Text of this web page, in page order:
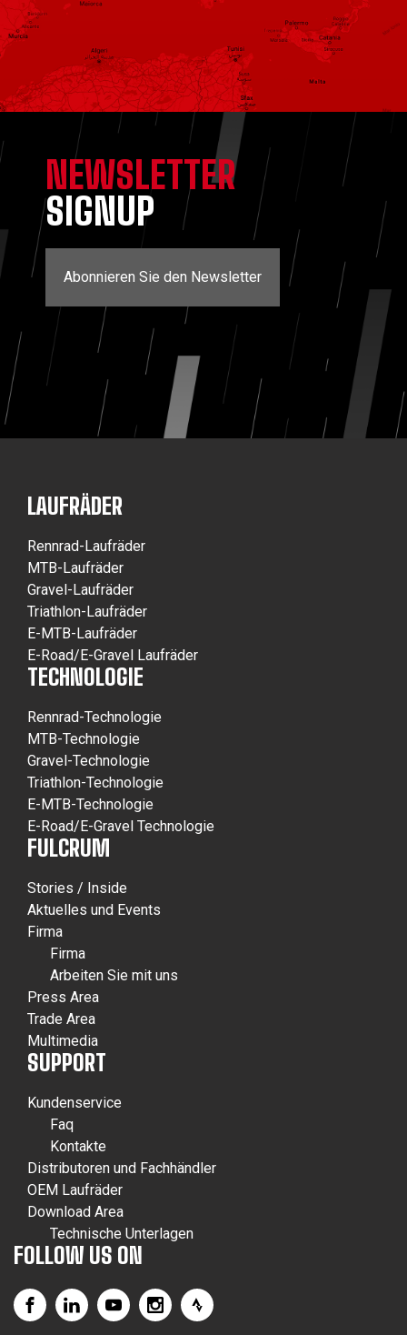
NEWSLETTER
SIGNUP
Abonnieren Sie den Newsletter
LAUFRÄDER
Rennrad-Laufräder
MTB-Laufräder
Gravel-Laufräder
Triathlon-Laufräder
E-MTB-Laufräder
E-Road/E-Gravel Laufräder
TECHNOLOGIE
Rennrad-Technologie
MTB-Technologie
Gravel-Technologie
Triathlon-Technologie
E-MTB-Technologie
E-Road/E-Gravel Technologie
FULCRUM
Stories / Inside
Aktuelles und Events
Firma
Firma
Arbeiten Sie mit uns
Press Area
Trade Area
Multimedia
SUPPORT
Kundenservice
Faq
Kontakte
Distributoren und Fachhändler
OEM Laufräder
Download Area
Technische Unterlagen
FOLLOW US ON